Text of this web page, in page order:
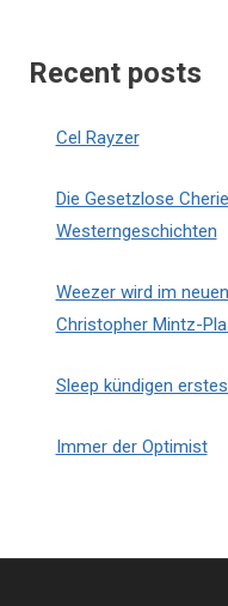
Recent posts
Cel Rayzer
Die Gesetzlose
Westerngeschichten
Weezer wird im
Christopher Mintz-
Sleep kündigen
Immer der Optimist